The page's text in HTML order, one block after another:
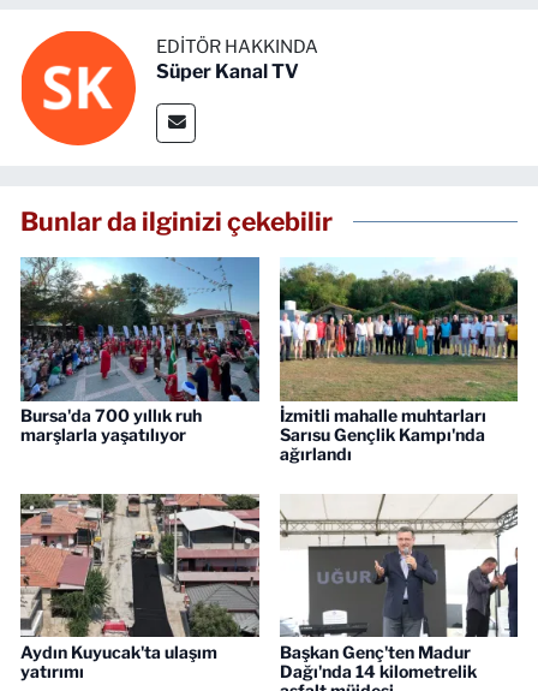
EDITÖR HAKKINDA
Süper Kanal TV
Bunlar da ilginizi çekebilir
Bursa'da 700 yıllık ruh
marşlarla yaşatılıyor
İzmitli mahalle muhtarları
Sarısu Gençlik Kampı'nda
ağırlandı
Aydın Kuyucak'ta ulaşım
yatırımı
Başkan Genç'ten Madur
Dağı'nda 14 kilometrelik